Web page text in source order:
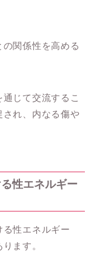
関係性を高める
じて交流するこ
され、内なる傷や
性エネルギー
性エネルギー
ます。